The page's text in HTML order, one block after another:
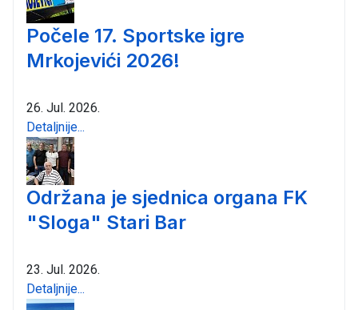
Počele 17. Sportske igre
Mrkojevići 2026!
26. Jul. 2026.
Detaljnije...
Održana je sjednica organa FK
"Sloga" Stari Bar
23. Jul. 2026.
Detaljnije...